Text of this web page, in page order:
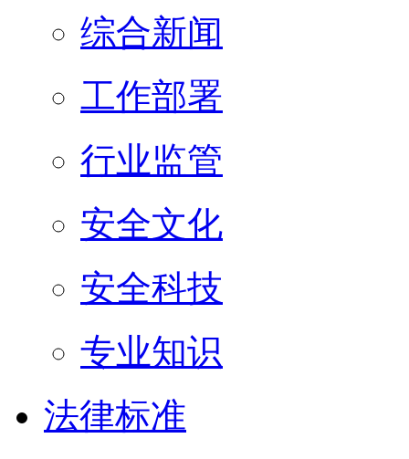
综合新闻
工作部署
行业监管
安全文化
安全科技
专业知识
法律标准